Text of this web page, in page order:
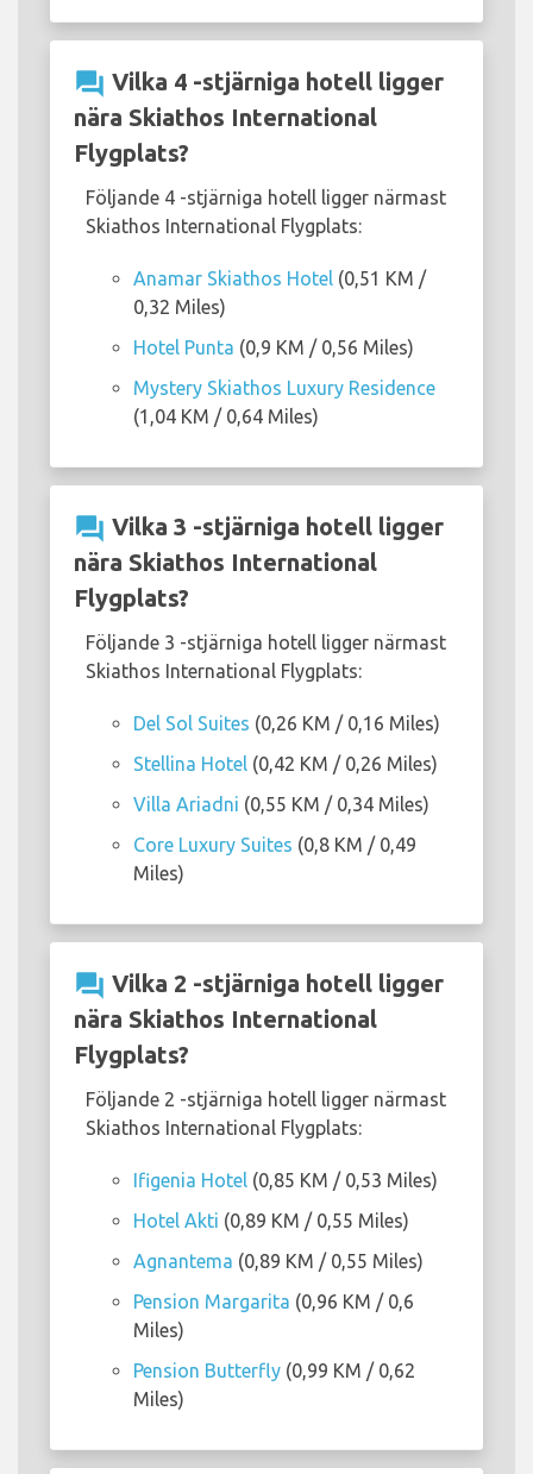
question_answer Vilka 4 -stjärniga hotell ligger
nära Skiathos International
Flygplats?
Följande 4 -stjärniga hotell ligger närmast
Skiathos International Flygplats:
Anamar Skiathos Hotel (0,51 KM /
0,32 Miles)
Hotel Punta (0,9 KM / 0,56 Miles)
Mystery Skiathos Luxury Residence
(1,04 KM / 0,64 Miles)
question_answer Vilka 3 -stjärniga hotell ligger
nära Skiathos International
Flygplats?
Följande 3 -stjärniga hotell ligger närmast
Skiathos International Flygplats:
Del Sol Suites (0,26 KM / 0,16 Miles)
Stellina Hotel (0,42 KM / 0,26 Miles)
Villa Ariadni (0,55 KM / 0,34 Miles)
Core Luxury Suites (0,8 KM / 0,49
Miles)
question_answer Vilka 2 -stjärniga hotell ligger
nära Skiathos International
Flygplats?
Följande 2 -stjärniga hotell ligger närmast
Skiathos International Flygplats:
Ifigenia Hotel (0,85 KM / 0,53 Miles)
Hotel Akti (0,89 KM / 0,55 Miles)
Agnantema (0,89 KM / 0,55 Miles)
Pension Margarita (0,96 KM / 0,6
Miles)
Pension Butterfly (0,99 KM / 0,62
Miles)